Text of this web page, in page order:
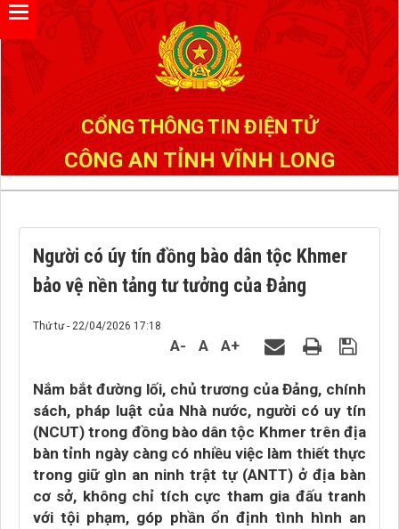
CỔNG THÔNG TIN ĐIỆN TỬ
CÔNG AN TỈNH VĨNH LONG
Người có úy tín đồng bào dân tộc Khmer
bảo vệ nền tảng tư tưởng của Đảng
Thứ tư - 22/04/2026 17:18
A- A A+
Nắm bắt đường lối, chủ trương của Đảng, chính
sách, pháp luật của Nhà nước, người có uy tín
(NCUT) trong đồng bào dân tộc Khmer trên địa
bàn tỉnh ngày càng có nhiều việc làm thiết thực
trong giữ gìn an ninh trật tự (ANTT) ở địa bàn
cơ sở, không chỉ tích cực tham gia đấu tranh
với tội phạm, góp phần ổn định tình hình an